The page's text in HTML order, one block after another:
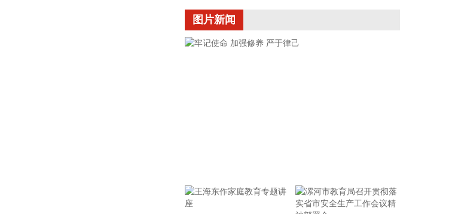
地震，震源深度10千米。
2026-08-08 13:26:20
曼围绕霍尔木兹海峡的谈判“有进展”，“预计很快达成
协议”。 这名官员说，一旦协议达成，霍尔木兹海峡
图片新闻